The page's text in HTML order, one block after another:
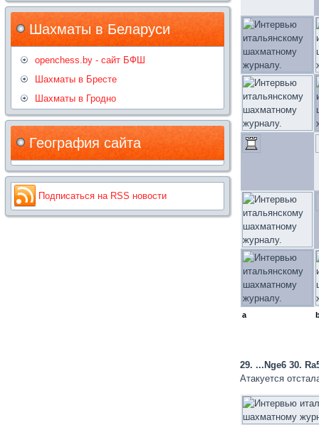
Шахматы в Беларуси
openchess.by - сайт БФШ
Шахматы в Бресте
Шахматы в Гродно
География сайта
Подписаться на RSS новости
a
29. ...Nge6 30.
Атакуется